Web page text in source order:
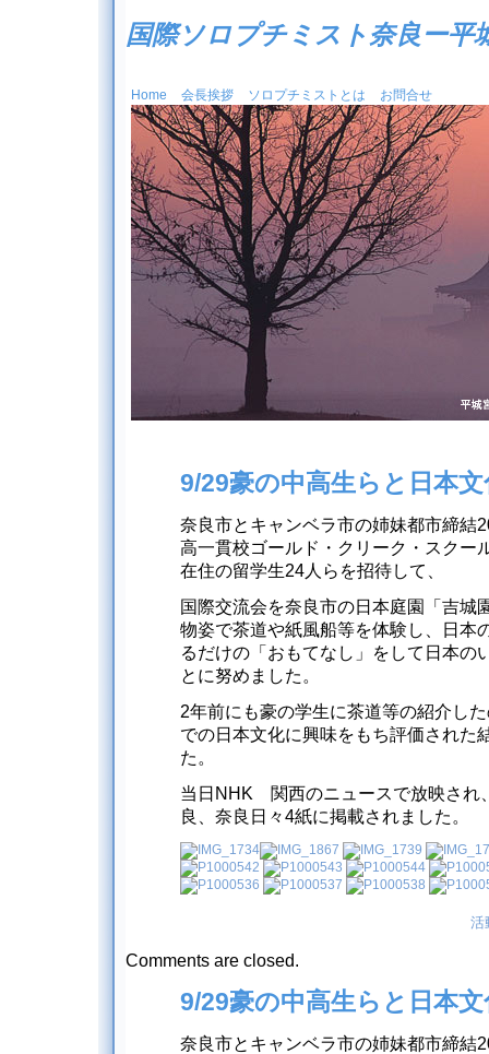
国際ソロプチミスト奈良ー平
Home 会長挨拶 ソロプチミストとは お問合せ
9/29豪の中高生らと日本
奈良市とキャンベラ市の姉妹都市締結
高一貫校ゴールド・クリーク・スクー
在住の留学生24人らを招待して、
国際交流会を奈良市の日本庭園「吉城
物姿で茶道や紙風船等を体験し、日本
るだけの「おもてなし」をして日本の
とに努めました。
2年前にも豪の学生に茶道等の紹介し
での日本文化に興味をもち評価された
た。
当日NHK 関西のニュースで放映され
良、奈良日々4紙に掲載されました。
活
Comments are closed.
9/29豪の中高生らと日本
奈良市とキャンベラ市の姉妹都市締結